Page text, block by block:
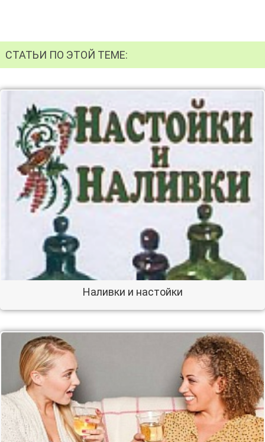
СТАТЬИ ПО ЭТОЙ ТЕМЕ:
Наливки и настойки